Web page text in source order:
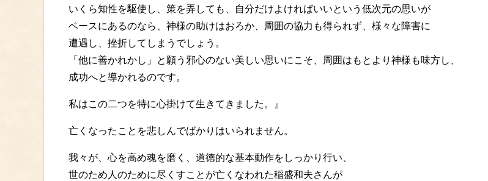
いくら知性を駆使し、策を弄しても、自分だけよければいいという低次元の思いが
ベースにあるのなら、神様の助けはおろか、周囲の協力も得られず、様々な障害に
遭遇し、挫折してしまうでしょう。
「他に善かれかし」と願う邪心のない美しい思いにこそ、周囲はもとより神様も味方し、
成功へと導かれるのです。
私はこの二つを特に心掛けて生きてきました。』
亡くなったことを悲しんでばかりはいられません。
我々が、心を高め魂を磨く、道徳的な基本動作をしっかり行い、
世のため人のために尽くすことが亡くなわれた稲盛和夫さんが